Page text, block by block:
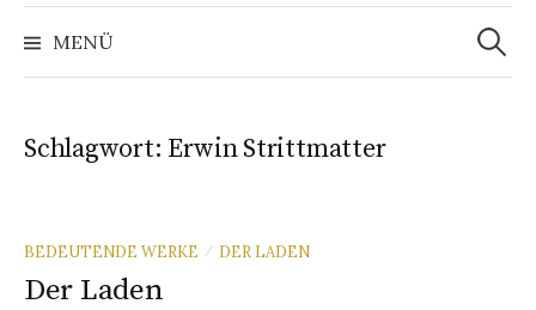
MENÜ
Suchen
nach:
Schlagwort: Erwin Strittmatter
BEDEUTENDE WERKE / DER LADEN
Der Laden